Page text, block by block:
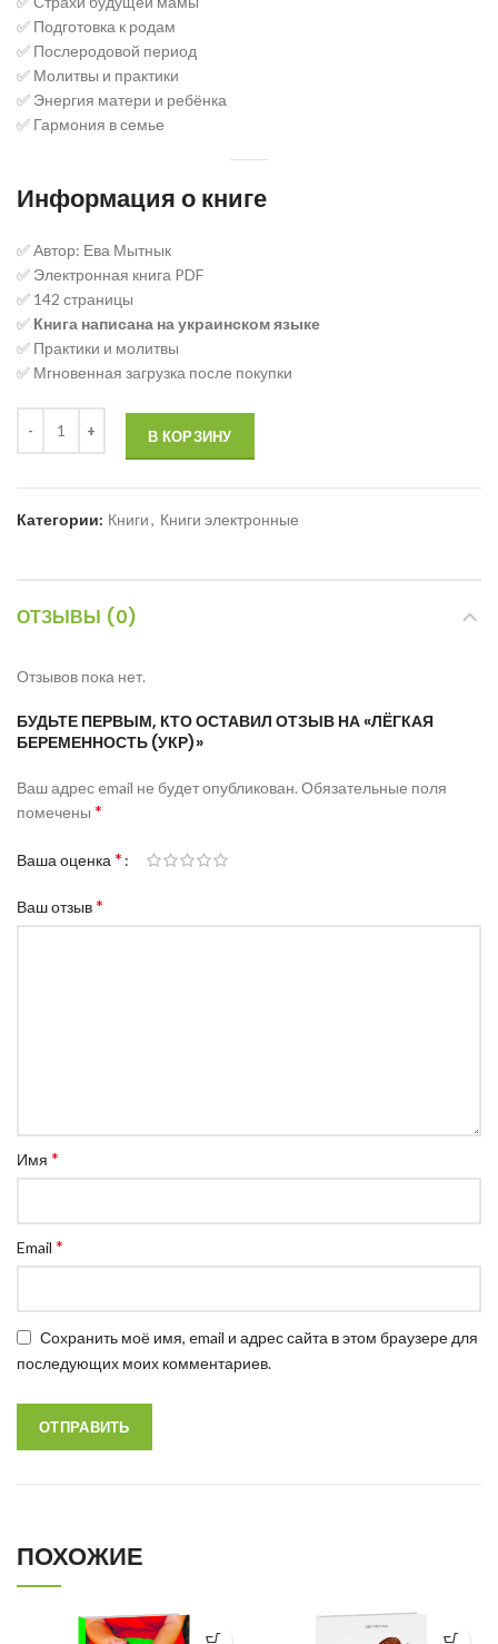
✅ Подготовка к родам
✅ Послеродовой период
✅ Молитвы и практики
✅ Энергия матери и ребёнка
✅ Гармония в семье
Информация о книге
✅ Автор: Ева Мытнык
✅ Электронная книга PDF
✅ 142 страницы
✅ Книга написана на украинском языке
✅ Практики и молитвы
✅ Мгновенная загрузка после покупки
В КОРЗИНУ
Категории: Книги, Книги электронные
ОТЗЫВЫ (0)
Отзывов пока нет.
БУДЬТЕ ПЕРВЫМ, КТО ОСТАВИЛ ОТЗЫВ НА «ЛЁГКАЯ
БЕРЕМЕННОСТЬ (УКР)»
Ваш адрес email не будет опубликован. Обязательные поля
помечены *
Ваша оценка *
Ваш отзыв*
Имя *
Email *
Сохранить моё имя, email и адрес сайта в этом браузере для
последующих моих комментариев.
ПОХОЖИЕ